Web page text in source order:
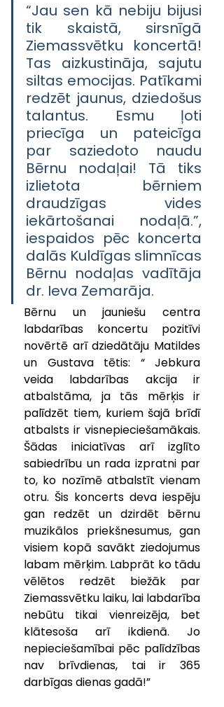
“Jau sen kā nebiju bijusi
tik skaistā, sirsnīgā
Ziemassvētku koncertā!
Tas aizkustināja, sajutu
siltas emocijas. Patīkami
redzēt jaunus, dziedošus
talantus. Esmu ļoti
priecīga un pateicīga
par saziedoto naudu
Bērnu nodaļai! Tā tiks
izlietota bērniem
draudzīgas vides
iekārtošanai nodaļā.”,
iespaidos pēc koncerta
dalās Kuldīgas slimnīcas
Bērnu nodaļas vadītāja
dr. Ieva Zemarāja.
Bērnu un jauniešu centra
labdarības koncertu pozitīvi
novērtē arī dziedātāju Matildes
un Gustava tētis: “ Jebkura
veida labdarības akcija ir
atbalstāma, ja tās mērķis ir
palīdzēt tiem, kuriem šajā brīdī
atbalsts ir visnepieciešamākais.
Šādas iniciatīvas arī izglīto
sabiedrību un rada izpratni par
to, ko nozīmē atbalstīt vienam
otru. Šis koncerts deva iespēju
gan redzēt un dzirdēt bērnu
muzikālos priekšnesumus, gan
visiem kopā savākt ziedojumus
labam mērķim. Labprāt ko tādu
vēlētos redzēt biežāk par
Ziemassvētku laiku, lai labdarība
nebūtu tikai vienreizēja, bet
klātesoša arī ikdienā. Jo
nepieciešamībai pēc palīdzības
nav brīvdienas, tai ir 365
darbīgas dienas gadā!”